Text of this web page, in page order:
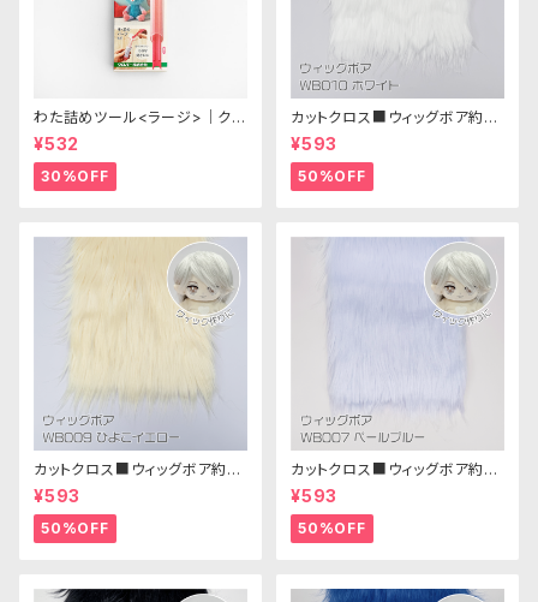
わた詰めツール<ラージ>｜クロ
バー
¥532
30%OFF
カットクロス■ウィッグボア約8c
m(ホワイト)WB010 ボア生地
25cm × 45cm
¥593
50%OFF
カットクロス■ウィッグボア約8c
m(ひよこイエロー)WB009ボア
生地 25cm × 45cm
¥593
50%OFF
カットクロス■ウィッグボア約8c
m(ペールブルー)WB007ボア
生地 25cm × 45cm
¥593
50%OFF